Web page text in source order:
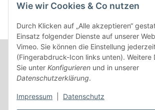
Wie wir Cookies & Co nutzen
Durch Klicken auf „Alle akzeptieren“
Einsatz folgender Dienste auf unserer
Vimeo. Sie können die Einstellung
(Fingerabdruck-Icon links unten). Weitere
Sie unter Konfigurieren und in unserer
Datenschutzerklärung.
Impressum Datenschutz
Kontakt